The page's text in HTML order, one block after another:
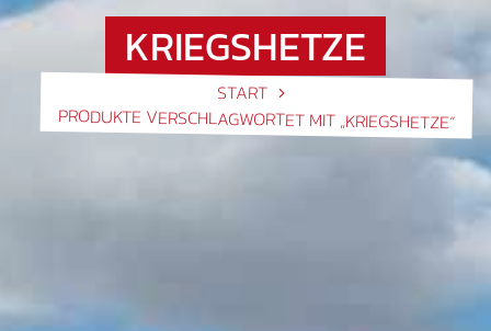
KRIEGSHETZE
START
PRODUKTE VERSCHLAGWORTET MIT „KRIEGSHETZE“